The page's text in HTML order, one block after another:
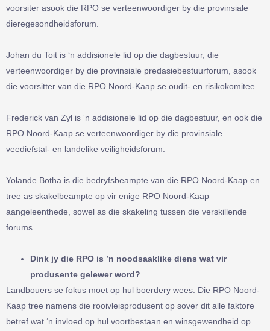
voorsiter asook die RPO se verteenwoordiger by die provinsiale
dieregesondheidsforum.
Johan du Toit is ‘n addisionele lid op die dagbestuur, die
verteenwoordiger by die provinsiale predasiebestuurforum, asook
die voorsitter van die RPO Noord-Kaap se oudit- en risikokomitee.
Frederick van Zyl is ‘n addisionele lid op die dagbestuur, en ook die
RPO Noord-Kaap se verteenwoordiger by die provinsiale
veediefstal- en landelike veiligheidsforum.
Yolande Botha is die bedryfsbeampte van die RPO Noord-Kaap en
tree as skakelbeampte op vir enige RPO Noord-Kaap
aangeleenthede, sowel as die skakeling tussen die verskillende
forums.
Dink jy die RPO is ’n noodsaaklike diens wat vir
produsente gelewer word?
Landbouers se fokus moet op hul boerdery wees. Die RPO Noord-
Kaap tree namens die rooivleisprodusent op sover dit alle faktore
betref wat ‘n invloed op hul voortbestaan en winsgewendheid op